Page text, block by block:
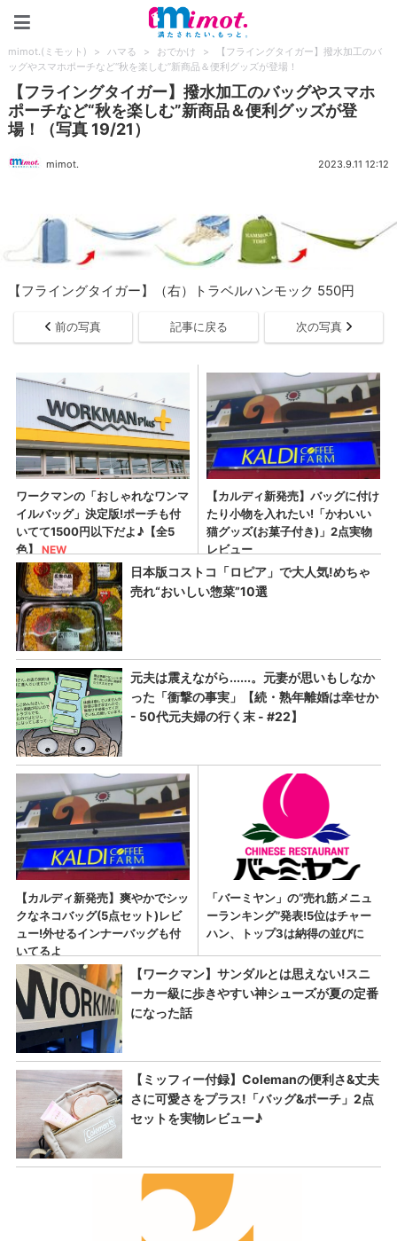
mimot.(ミモット) > ハマる > おでかけ >
【フライングタイガー】撥水加工のバ
ッグやスマホポーチなど“秋を楽しむ”新商品＆便利グッズが登場！
【フライングタイガー】撥水加工のバッグやスマホ
ポーチなど“秋を楽しむ”新商品＆便利グッズが登
場！（写真 19/21）
mimot. 2023.9.11 12:12
【フライングタイガー】（右）トラベルハンモック 550円
前の写真 記事に戻る 次の写真